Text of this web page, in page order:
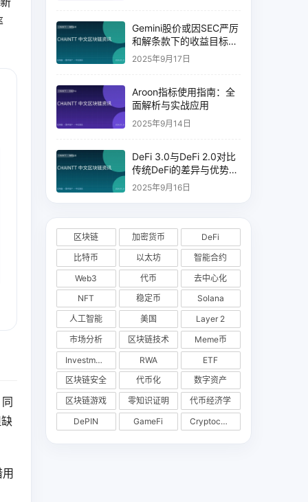
Gemini股价或因SEC严厉
和解条款下的收益目标破
灭而下跌
2025年9月17日
Aroon指标使用指南：全
面解析与实战应用
2025年9月14日
DeFi 3.0与DeFi 2.0对比
传统DeFi的差异与优势分
析
2025年9月16日
区块链 加密货币
DeFi
比特币
以太坊
智能合约
Web3
代币
去中心化
NFT
稳定币
Solana
人工智能
美国
Layer 2
市场分析
区块链技术
Meme币
Investments
RWA
ETF
区块链安全
代币化
数字资产
区块链游戏
零知识证明
代币经济学
DePIN
GameFi Cryptocurrency Exchange